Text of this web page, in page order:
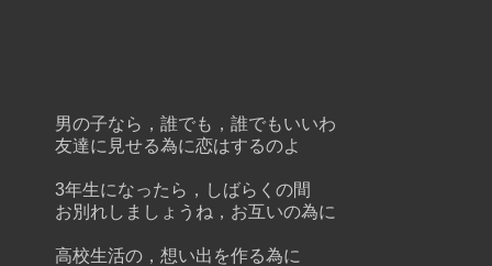
男の子なら，誰でも，誰でもいいわ
友達に見せる為に恋はするのよ
3年生になったら，しばらくの間
お別れしましょうね，お互いの為に
高校生活の，想い出を作る為に